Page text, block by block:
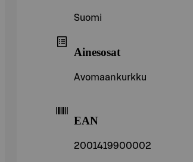
Suomi
Ainesosat
Avomaankurkku
EAN
2001419900002